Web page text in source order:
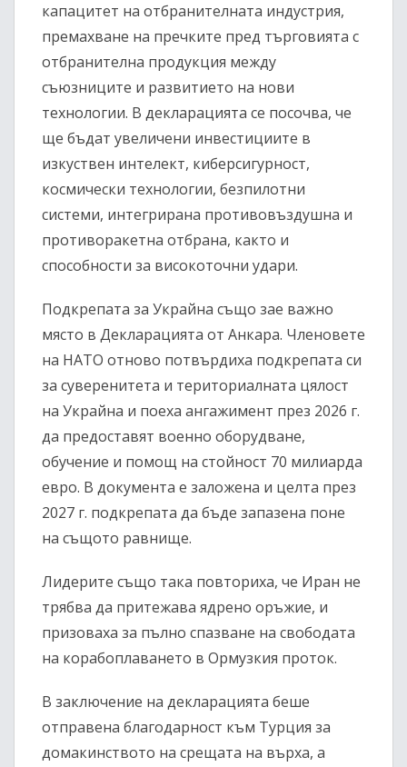
капацитет на отбранителната индустрия,
премахване на пречките пред търговията с
отбранителна продукция между
съюзниците и развитието на нови
технологии. В декларацията се посочва, че
ще бъдат увеличени инвестициите в
изкуствен интелект, киберсигурност,
космически технологии, безпилотни
системи, интегрирана противовъздушна и
противоракетна отбрана, както и
способности за високоточни удари.
Подкрепата за Украйна също зае важно
място в Декларацията от Анкара. Членовете
на НАТО отново потвърдиха подкрепата си
за суверенитета и териториалната цялост
на Украйна и поеха ангажимент през 2026 г.
да предоставят военно оборудване,
обучение и помощ на стойност 70 милиарда
евро. В документа е заложена и целта през
2027 г. подкрепата да бъде запазена поне
на същото равнище.
Лидерите също така повториха, че Иран не
трябва да притежава ядрено оръжие, и
призоваха за пълно спазване на свободата
на корабоплаването в Ормузкия проток.
В заключение на декларацията беше
отправена благодарност към Турция за
домакинството на срещата на върха, а